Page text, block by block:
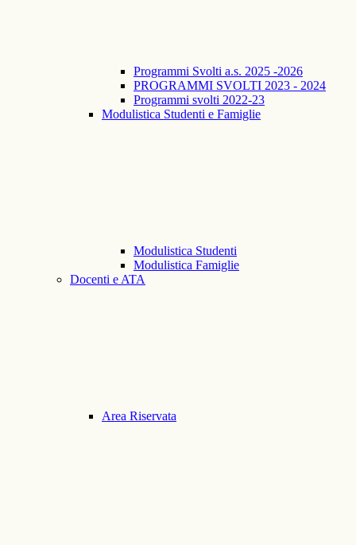
Programmi Svolti a.s. 2025 -2026
PROGRAMMI SVOLTI 2023 - 2024
Programmi svolti 2022-23
Modulistica Studenti e Famiglie
Modulistica Studenti
Modulistica Famiglie
Docenti e ATA
Area Riservata